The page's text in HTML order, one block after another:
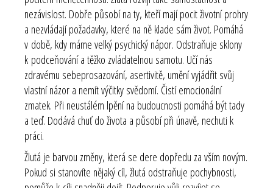
nezávislost. Dobře působí na ty, kteří mají pocit životní prohry
a nezvládají požadavky, které na ně klade sám život. Pomáhá
v době, kdy máme velký psychický nápor. Odstraňuje sklony
k podceňování a těžko zvládatelnou samotu. Učí nás
zdravému sebeprosazování, asertivitě, umění vyjádřit svůj
vlastní názor a nemít výčitky svědomí. Čistí emocionální
zmatek. Při neustálém lpění na budoucnosti pomáhá být tady
a teď. Dodává chuť do života a působí při únavě, nechuti k
práci.
Žlutá je barvou změny, která se dere dopředu za vším novým.
Pokud si stanovíte nějaký cíl, žlutá odstraňuje pochybnosti,